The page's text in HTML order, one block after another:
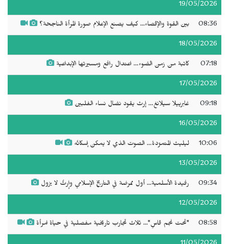
19/05/2026
08:36 بين القوة والإقصاء... كيف يصنع الإعلام صورة المرأة الناجحة؟
18/05/2026
07:18 كاتبة من زمن الضوء… اعتدال رافع ومسيرتها الإبداعية
17/05/2026
09:18 غابرييلا سيلانغ… إرث يقود نضال نساء الفلبين
16/05/2026
10:06 ليليث المتمرّدة… الصوت الذي لا يمكن إسكاتُه
13/05/2026
09:34 رفيدة الأسلمية... أول ممرضة في التاريخ الإسلامي وإرثٌ لا يزول
12/05/2026
08:58 "تحت نجم قاسٍ"... ثلاث تجارب تاريخية مفصلية في حياة امرأة